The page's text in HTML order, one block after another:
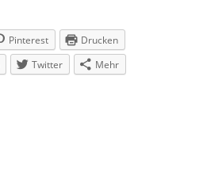
Pinterest
Drucken
Twitter Mehr